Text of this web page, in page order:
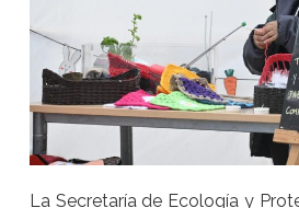
La Secretaría de Ecología y